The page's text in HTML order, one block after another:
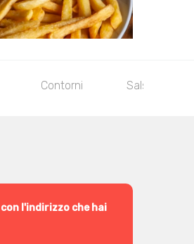
Contorni Salse
l'indirizzo che hai